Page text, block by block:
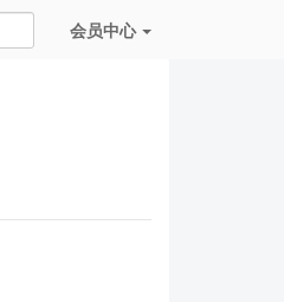
会员中心